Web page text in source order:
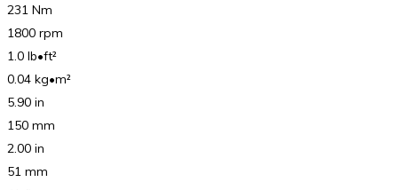
231 Nm
1800 rpm
1.0 lb•ft²
0.04 kg•m²
5.90 in
150 mm
2.00 in
51 mm